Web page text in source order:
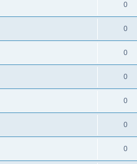
0
0
0
0
0
0
0